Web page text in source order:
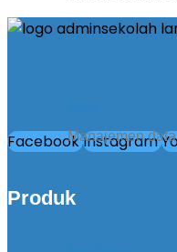
Manajemen
FacebookInstagram
Produk